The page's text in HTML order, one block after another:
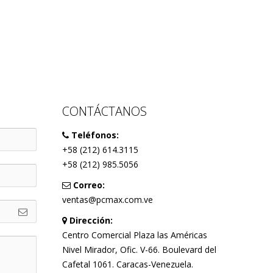
CONTÁCTANOS
Teléfonos:
+58 (212) 614.3115
+58 (212) 985.5056
Correo:
ventas@pcmax.com.ve
Dirección:
Centro Comercial Plaza las Américas
Nivel Mirador, Ofic. V-66. Boulevard del
Cafetal 1061. Caracas-Venezuela.